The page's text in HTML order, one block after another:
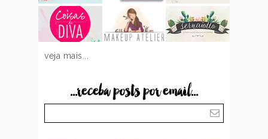
veja mais...
...receba posts por email...